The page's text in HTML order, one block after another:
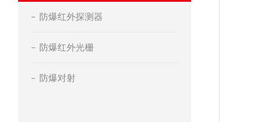
防爆红外探测器
防爆红外光栅
防爆对射